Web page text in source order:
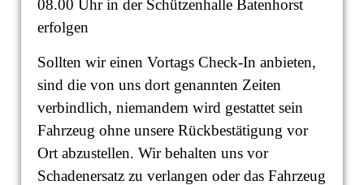
08.00 Uhr in der Schützenhalle Batenhorst
erfolgen
Sollten wir einen Vortags Check-In anbieten,
sind die von uns dort genannten Zeiten
verbindlich, niemandem wird gestattet sein
Fahrzeug ohne unsere Rückbestätigung vor
Ort abzustellen. Wir behalten uns vor
Schadenersatz zu verlangen oder das Fahrzeug